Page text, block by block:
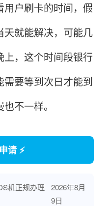
户刷卡的时间，假
天就能解决，可能几
，这个时间段银行
要等到次日才能到
不一样。
请 ⚡
机正规办理
2026年8月
9日